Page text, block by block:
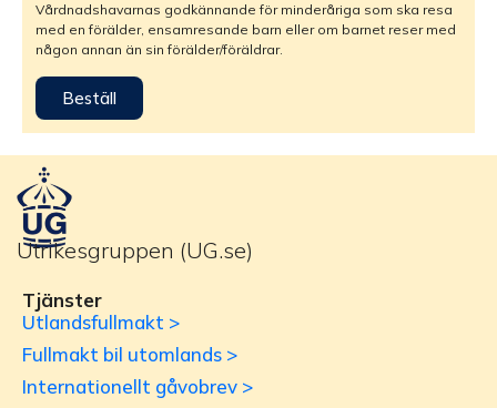
Vårdnadshavarnas godkännande för minderåriga som ska resa
med en förälder, ensamresande barn eller om barnet reser med
någon annan än sin förälder/föräldrar.
Beställ
Utrikesgruppen (UG.se)
Tjänster
Utlandsfullmakt >
Fullmakt bil utomlands >
Internationellt gåvobrev >